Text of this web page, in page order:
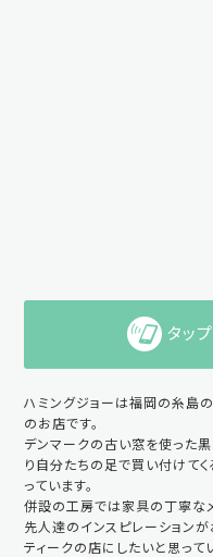
タッ
ハミングジョーは福岡の糸島
のお店です。
デンマークの古い窓を使った
り自分たちの足で買い付けて
っています。
併設の工房では家具の丁寧な
先人達のインスピレーション
ティークの店にしたいと思って